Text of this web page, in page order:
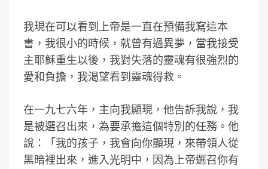
我現在可以看到上帝是一直在預備我寫這本
書，我很小的時候，就曾有過異夢，當我接受
主耶穌重生以後，我對失落的靈魂有很強烈的
愛和負擔，我渴望看到靈魂得救。
在一九七六年，主向我顯現，他告訴我說，我
是被選召出來，為要承擔這個特別的任務。他
說：「我的孩子，我會向你顯現，來帶領人從
黑暗裡出來，進入光明中，因為上帝選召你有